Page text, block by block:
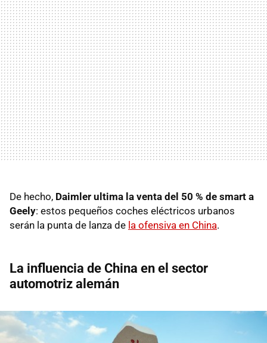
De hecho, Daimler ultima la venta del 50 % de smart a
Geely: estos pequeños coches eléctricos urbanos
serán la punta de lanza de la ofensiva en China.
La influencia de China en el sector
automotriz alemán